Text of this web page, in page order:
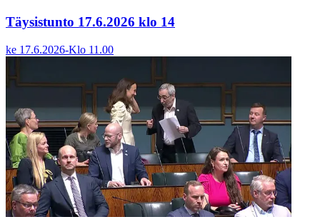
Täysistunto 17.6.2026 klo 14
ke 17.6.2026-Klo 11.00